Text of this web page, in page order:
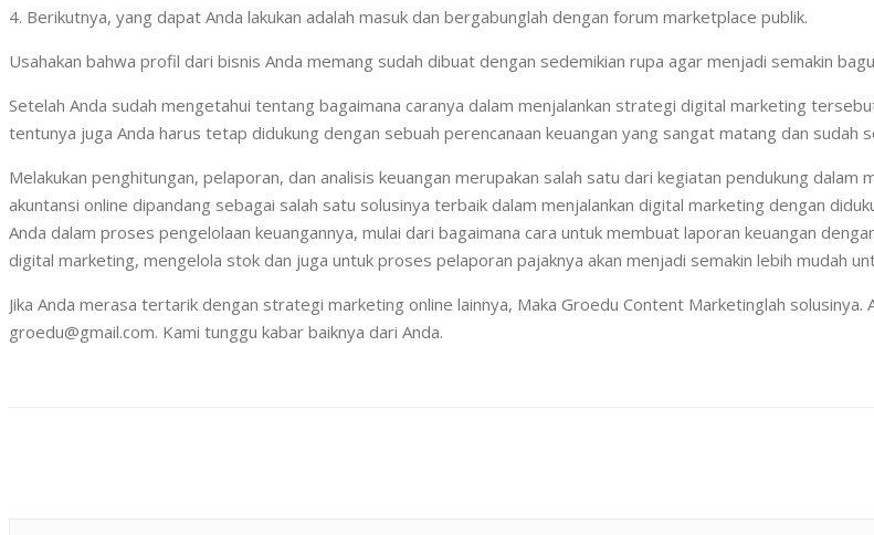
4. Berikutnya, yang dapat Anda lakukan adalah masuk dan bergabunglah dengan forum marketplace publik.
Usahakan bahwa profil dari bisnis Anda memang sudah dibuat dengan sedemikian rupa agar menjadi semakin
Setelah Anda sudah mengetahui tentang bagaimana caranya dalam menjalankan strategi digital marketing
tentunya juga Anda harus tetap didukung dengan sebuah perencanaan keuangan yang sangat matang dan sudah
Melakukan penghitungan, pelaporan, dan analisis keuangan merupakan salah satu dari kegiatan pendukung
akuntansi online dipandang sebagai salah satu solusinya terbaik dalam menjalankan digital marketing dengan
Anda dalam proses pengelolaan keuangannya, mulai dari bagaimana cara untuk membuat laporan keuangan
digital marketing, mengelola stok dan juga untuk proses pelaporan pajaknya akan menjadi semakin lebih mudah
Jika Anda merasa tertarik dengan strategi marketing online lainnya, Maka Groedu Content Marketinglah
groedu@gmail.com. Kami tunggu kabar baiknya dari Anda.